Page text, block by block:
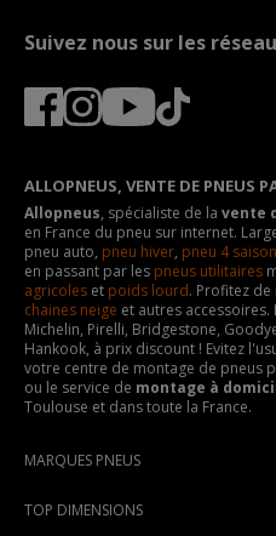
Suivez nous sur les
ALLOPNEUS, VENTE DE PNEUS
Allopneus, spécialiste de la vente
en France du pneu sur internet.
pneu auto, pneu hiver, pneu 4
en passant par les pneus utilitaires
agricoles et poids lourd. Profitez
chaines neige et autres
Michelin, Pirelli, Bridgestone,
Hankook, à prix discount ! Evitez
votre centre de montage de pneus
ou le service de montage à
Toulouse et dans toute la France.
MARQUES PNEUS
TOP DIMENSIONS